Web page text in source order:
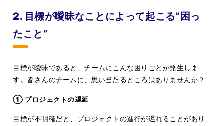
2. 目標が曖昧なことによって起こる”困っ
たこと”
目標が曖昧であると、チームにこんな困りごとが発生しま
す。皆さんのチームに、思い当たるところはありませんか？
① プロジェクトの遅延
目標が不明確だと、プロジェクトの進行が遅れることがあり